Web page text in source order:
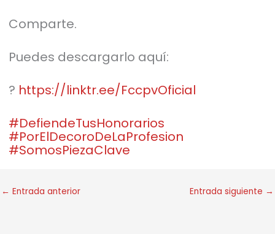
Comparte.
Puedes descargarlo aquí:
? https://linktr.ee/FccpvOficial
#DefiendeTusHonorarios
#PorElDecoroDeLaProfesion
#SomosPiezaClave
← Entrada anterior Entrada siguiente →